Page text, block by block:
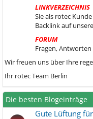
LINKVERZEICHNIS
Sie als rotec
Backlink auf
FORUM
Fragen,
Wir freuen uns über Ihre
Ihr rotec Team Berlin
Die besten Blogeinträge
Gute Lüftung